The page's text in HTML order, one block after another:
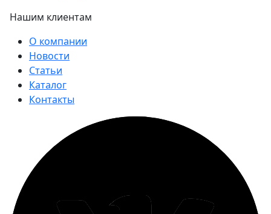
Нашим клиентам
О компании
Новости
Статьи
Каталог
Контакты